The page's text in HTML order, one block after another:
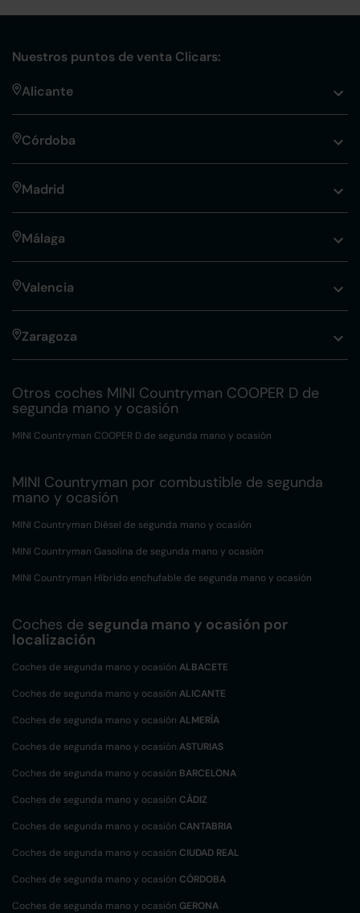
Nuestros puntos de venta Clicars:
Alicante
Córdoba
Madrid
Málaga
Valencia
Zaragoza
Otros coches MINI Countryman COOPER D de
segunda mano y ocasión
MINI Countryman COOPER D de segunda mano y ocasión
MINI Countryman por combustible de segunda
mano y ocasión
MINI Countryman Diésel de segunda mano y ocasión
MINI Countryman Gasolina de segunda mano y ocasión
MINI Countryman Híbrido enchufable de segunda mano y ocasión
Coches de segunda mano y ocasión por
localización
Coches de segunda mano y ocasión ALBACETE
Coches de segunda mano y ocasión ALICANTE
Coches de segunda mano y ocasión ALMERÍA
Coches de segunda mano y ocasión ASTURIAS
Coches de segunda mano y ocasión BARCELONA
Coches de segunda mano y ocasión CÁDIZ
Coches de segunda mano y ocasión CANTABRIA
Coches de segunda mano y ocasión CIUDAD REAL
Coches de segunda mano y ocasión CÓRDOBA
Coches de segunda mano y ocasión GERONA